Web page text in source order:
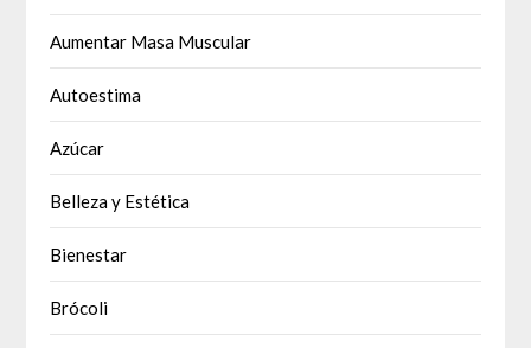
Aumentar Masa Muscular
Autoestima
Azúcar
Belleza y Estética
Bienestar
Brócoli